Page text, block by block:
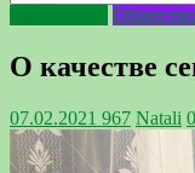
Общество
О качестве
07.02.2021 967 Natali